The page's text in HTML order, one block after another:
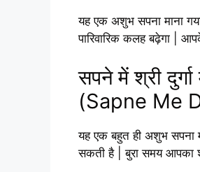
यह एक अशुभ सपना माना
पारिवारिक कलह बढ़ेगा |
सपने में श्री
(Sapne Me
यह एक बहुत ही अशुभ सपना
सकती है | बुरा समय आपका